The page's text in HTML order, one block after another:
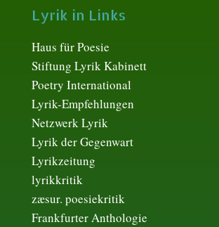
Lyrik in Links
Haus für Poesie
Stiftung Lyrik Kabinett
Poetry International
Lyrik-Empfehlungen
Netzwerk Lyrik
Lyrik der Gegenwart
Lyrikzeitung
lyrikkritik
zæsur. poesiekritik
Frankfurter Anthologie